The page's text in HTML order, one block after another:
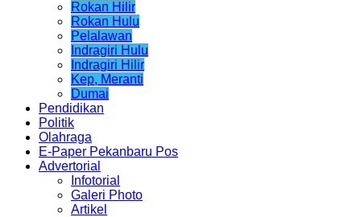
Rokan Hilir
Rokan Hulu
Pelalawan
Indragiri Hulu
Indragiri Hilir
Kep, Meranti
Dumai
Pendidikan
Politik
Olahraga
E-Paper Pekanbaru Pos
Advertorial
Infotorial
Galeri Photo
Artikel